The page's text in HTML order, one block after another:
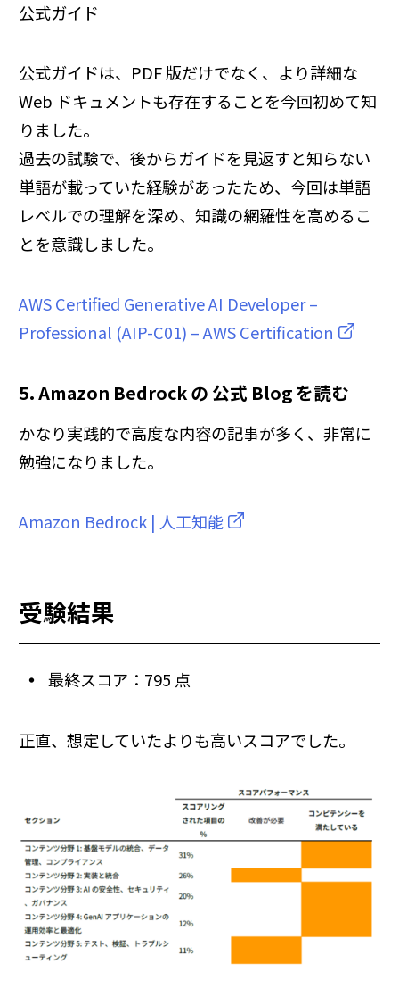
公式ガイド
公式ガイドは、PDF 版だけでなく、より詳細な
Web ドキュメントも存在することを今回初めて知
りました。
過去の試験で、後からガイドを見返すと知らない
単語が載っていた経験があったため、今回は単語
レベルでの理解を深め、知識の網羅性を高めるこ
とを意識しました。
AWS Certified Generative AI Developer –
Professional (AIP-C01) – AWS Certification
5. Amazon Bedrock の 公式 Blog を読む
かなり実践的で高度な内容の記事が多く、非常に
勉強になりました。
Amazon Bedrock | 人工知能
受験結果
最終スコア：795 点
正直、想定していたよりも高いスコアでした。